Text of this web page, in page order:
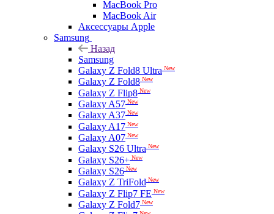
MacBook Pro
MacBook Air
Аксессуары Apple
Samsung
Назад
Samsung
Galaxy Z Fold8 Ultra New
Galaxy Z Fold8 New
Galaxy Z Flip8 New
Galaxy A57 New
Galaxy A37 New
Galaxy A17 New
Galaxy A07 New
Galaxy S26 Ultra New
Galaxy S26+ New
Galaxy S26 New
Galaxy Z TriFold New
Galaxy Z Flip7 FE New
Galaxy Z Fold7 New